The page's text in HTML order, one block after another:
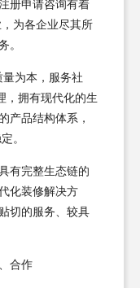
册申请咨询有着
为各企业尽其所
。
量为本，服务社
，拥有现代化的生
产品结构体系，
。
有完整生态链的
化装修解决方
切的服务、较具
合作